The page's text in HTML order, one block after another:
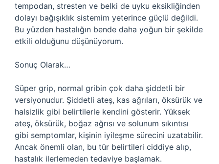
tempodan, stresten ve belki de uyku eksikliğinden
dolayı bağışıklık sistemim yeterince güçlü değildi.
Bu yüzden hastalığın bende daha yoğun bir şekilde
etkili olduğunu düşünüyorum.
Sonuç Olarak…
Süper grip, normal gribin çok daha şiddetli bir
versiyonudur. Şiddetli ateş, kas ağrıları, öksürük ve
halsizlik gibi belirtilerle kendini gösterir. Yüksek
ateş, öksürük, boğaz ağrısı ve solunum sıkıntısı
gibi semptomlar, kişinin iyileşme sürecini uzatabilir.
Ancak önemli olan, bu tür belirtileri ciddiye alıp,
hastalık ilerlemeden tedaviye başlamak.